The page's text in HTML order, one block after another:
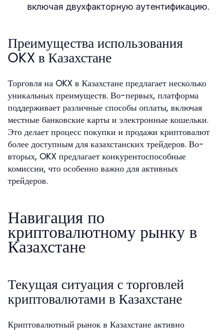
включая двухфакторную аутентификацию.
Преимущества использования
OKX в Казахстане
Торговля на OKX в Казахстане предлагает несколько
уникальных преимуществ. Во-первых, платформа
поддерживает различные способы оплаты, включая
местные банковские карты и электронные кошельки.
Это делает процесс покупки и продажи криптовалют
более доступным для казахстанских трейдеров. Во-
вторых, OKX предлагает конкурентоспособные
комиссии, что особенно важно для активных
трейдеров.
Навигация по
криптовалютному рынку в
Казахстане
Текущая ситуация с торговлей
криптовалютами в Казахстане
Криптовалютный рынок в Казахстане активно